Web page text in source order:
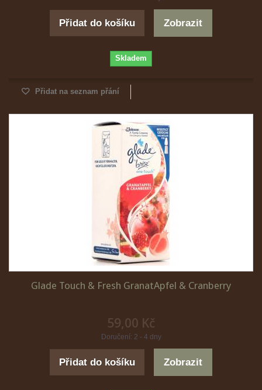
Přidat do košíku Zobrazit
Skladem
Přidat na seznam přání
Glade Touch & Fresh GranatApfel & Cranberry
59,00 Kč
Doručení: 2 - 4 dny
Přidat do košíku Zobrazit